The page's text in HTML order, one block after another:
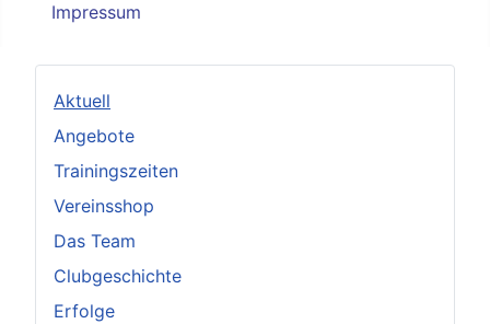
Impressum
Aktuell
Angebote
Trainingszeiten
Vereinsshop
Das Team
Clubgeschichte
Erfolge